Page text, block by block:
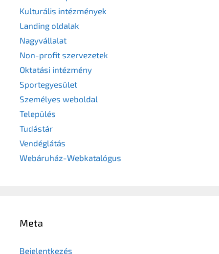
Kulturális intézmények
Landing oldalak
Nagyvállalat
Non-profit szervezetek
Oktatási intézmény
Sportegyesület
Személyes weboldal
Település
Tudástár
Vendéglátás
Webáruház-Webkatalógus
Meta
Bejelentkezés